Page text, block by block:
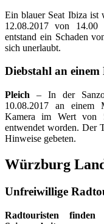
Ein blauer Seat Ibiza ist
12.08.2017 von
entstand ein Schaden
sich unerlaubt.
Diebstahl an
Pleich – In der
10.08.2017 an einem
Kamera im Wert von
entwendet worden. Der
Hinweise gebeten.
Würzburg
Unfreiwillige
Radtouristen